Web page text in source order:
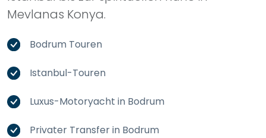
Bodrum Touren
Istanbul-Touren
Luxus-Motoryacht in Bodrum
Privater Transfer in Bodrum